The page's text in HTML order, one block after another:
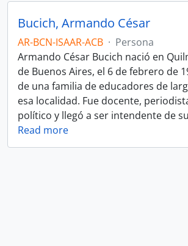
Bucich, Armando César
AR-BCN-ISAAR-ACB · Persona
Armando César Bucich nació en
de Buenos Aires, el 6 de febrero de
de una familia de educadores de
esa localidad. Fue docente,
político y llegó a ser intendente de
Read more